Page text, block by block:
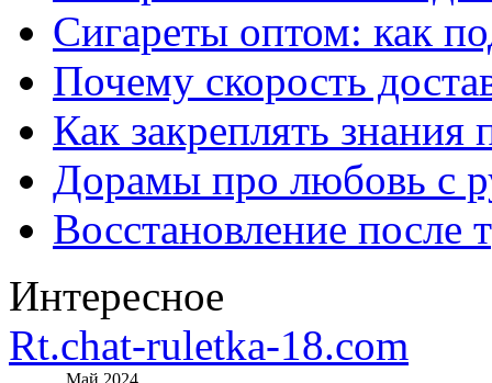
Сигареты оптом: как
Почему скорость
Как закреплять знания
Дорамы про любовь с
Восстановление после
Интересное
Rt.chat-ruletka-18.com
Май 2024